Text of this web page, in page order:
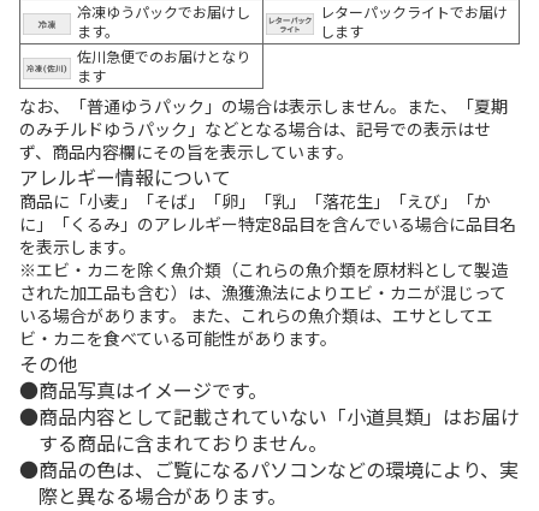
冷凍ゆうパックでお届けし
ます。
レターパックライトでお届け
します
佐川急便でのお届けとなり
ます
なお、「普通ゆうパック」の場合は表示しません。また、「夏期
のみチルドゆうパック」などとなる場合は、記号での表示はせ
ず、商品内容欄にその旨を表示しています。
アレルギー情報について
商品に「小麦」「そば」「卵」「乳」「落花生」「えび」「か
に」「くるみ」のアレルギー特定8品目を含んでいる場合に品目名
を表示します。
※エビ・カニを除く魚介類（これらの魚介類を原材料として製造
された加工品も含む）は、漁獲漁法によりエビ・カニが混じって
いる場合があります。 また、これらの魚介類は、エサとしてエ
ビ・カニを食べている可能性があります。
その他
商品写真はイメージです。
商品内容として記載されていない「小道具類」はお届け
する商品に含まれておりません。
商品の色は、ご覧になるパソコンなどの環境により、実
際と異なる場合があります。